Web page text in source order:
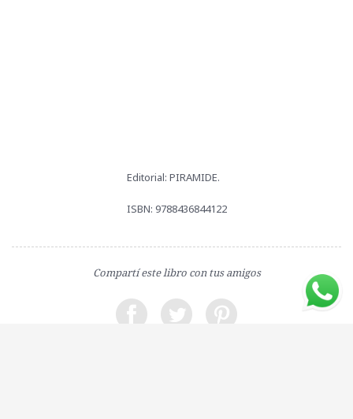
Editorial: PIRAMIDE.
ISBN: 9788436844122
Compartí este libro con tus amigos